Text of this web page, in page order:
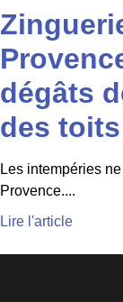
dégâts
des toits
Les intempéries
Provence....
Lire l'article